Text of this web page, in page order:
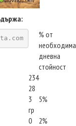
% от
дневна
стойност
234
28
3
гр
5%
0
2%